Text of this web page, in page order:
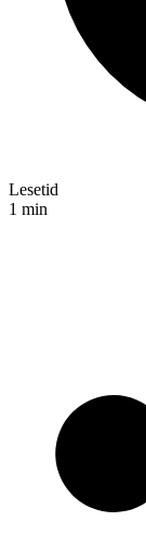
Lesetid
1 min